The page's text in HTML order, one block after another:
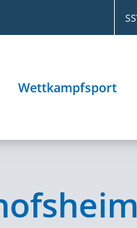
Wettkampfsport